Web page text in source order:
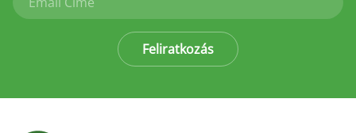
Feliratkozás